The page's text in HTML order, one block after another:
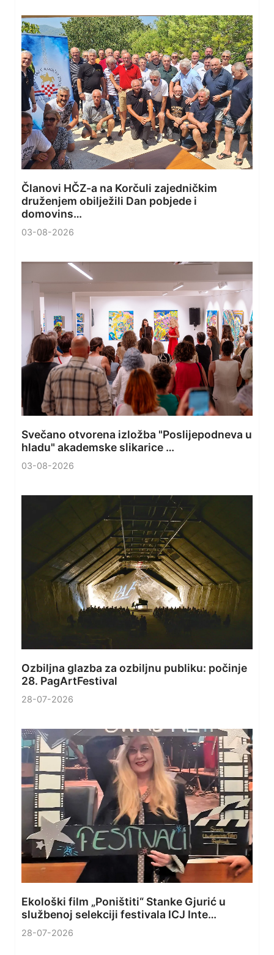
Članovi HČZ-a na Korčuli zajedničkim
druženjem obilježili Dan pobjede i
domovins…
03-08-2026
Svečano otvorena izložba "Poslijepodneva u
hladu" akademske slikarice …
03-08-2026
Ozbiljna glazba za ozbiljnu publiku: počinje
28. PagArtFestival
28-07-2026
Ekološki film „Poništiti“ Stanke Gjurić u
službenoj selekciji festivala ICJ Inte…
28-07-2026